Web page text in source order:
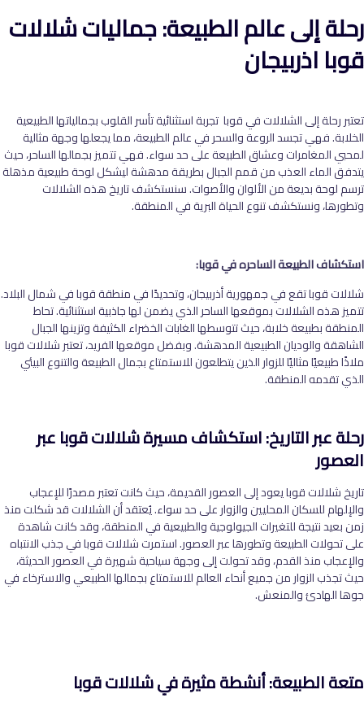
رحلة إلى عالم الطبيعة: جماليات شلالات
قوبا اذربيجان
تعتبر رحلة إلى الشلالات في قوبا تجربة استثنائية تأسر القلوب بجمالياتها الطبيعية
الخلابة. فهي تجسد الروعة والسحر في عالم الطبيعة، مما يجعلها وجهة مثالية
لمحبي المغامرات وعشاق الطبيعة على حد سواء. فهي تتميز بجمالها الساحر، حيث
يتدفق الماء العذب من قمم الجبال بطريقة مدهشة ليشكل لوحة طبيعية مذهلة
ترسم لوحة بديعة من الألوان والأصوات. سنستكشف تاريخ هذه الشلالات
وتطورها، ونستكشف تنوع الحياة البرية في المنطقة.
استكشاف الطبيعة الساحره في قوبا:
شلالات قوبا تقع في جمهورية أذربيجان، وتحديدًا في منطقة قوبا في شمال البلاد.
تتميز هذه الشلالات بموقعها الساحر الذي يضمن لها جاذبية استثنائية. تحاط
المنطقة بطبيعة خلابة، حيث تتوسطها الغابات الخضراء الكثيفة وتزينها الجبال
الشاهقة والوديان الطبيعية المدهشة. وبفضل موقعها الفريد، تعتبر شلالات قوبا
ملاذًا طبيعيًا مثاليًا للزوار الذين يتطلعون للاستمتاع بجمال الطبيعة والتنوع البيئي
الذي تقدمه المنطقة.
رحلة عبر التاريخ: استكشاف مسيرة شلالات قوبا عبر
العصور
تاريخ شلالات قوبا يعود إلى العصور القديمة، حيث كانت تعتبر مصدرًا للإعجاب
والإلهام للسكان المحليين والزوار على حد سواء. يُعتقد أن الشلالات قد شكلت منذ
زمن بعيد نتيجة للتغيرات الجيولوجية والطبيعية في المنطقة، وقد كانت شاهدة
على تحولات الطبيعة وتطورها عبر العصور. استمرت شلالات قوبا في جذب الانتباه
والإعجاب منذ القدم، وقد تحولت إلى وجهة سياحية شهيرة في العصور الحديثة،
حيث تجذب الزوار من جميع أنحاء العالم للاستمتاع بجمالها الطبيعي والاسترخاء في
جوها الهادئ والمنعش.
متعة الطبيعة: أنشطة مثيرة في شلالات قوبا